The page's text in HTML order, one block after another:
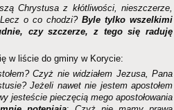
Chrystusa z kłótliwości, nieszczerze,
o co chodzi? Byle tylko wszelkimi
czy szczerze, z tego się raduję
w liście do gminy w Korycie:
Czyż nie widziałem Jezusa, Pana
Jeżeli nawet nie jestem apostołem
jesteście pieczęcią mego apostołowania